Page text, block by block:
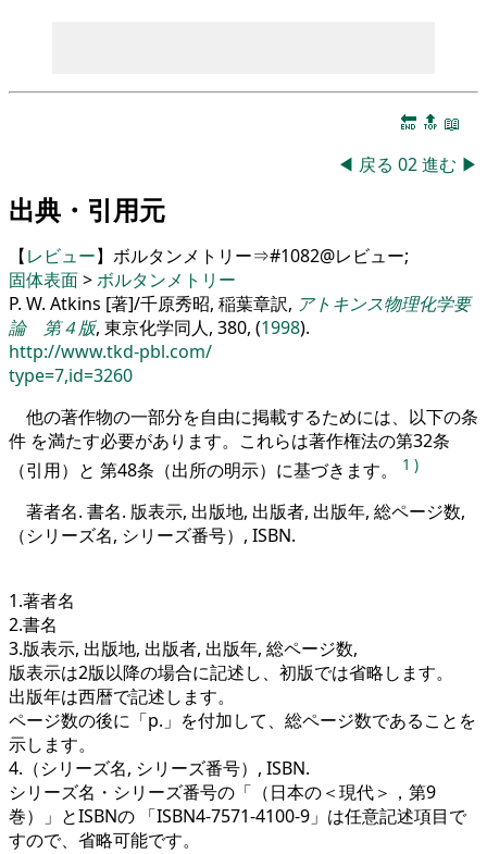
🔚 🔝 📖
◀ 戻る 02進む ▶
出典・引用元
【レビュー】ボルタンメトリー⇒#1082@レビュー;
固体表面>ボルタンメトリー
P. W. Atkins [著]/千原秀昭, 稲葉章訳, アトキンス物理化学要
論 第４版, 東京化学同人, 380, (1998).
http://www.tkd-pbl.com/
type=7,id=3260
他の著作物の一部分を自由に掲載するためには、以下の条
件 を満たす必要があります。これらは著作権法の第32条
（引用）と 第48条（出所の明示）に基づきます。
1 )
著者名. 書名. 版表示, 出版地, 出版者, 出版年, 総ページ数,
（シリーズ名, シリーズ番号）, ISBN.
1.著者名
2.書名
3.版表示, 出版地, 出版者, 出版年, 総ページ数,
版表示は2版以降の場合に記述し、初版では省略します。
出版年は西暦で記述します。
ページ数の後に「p.」を付加して、総ページ数であることを
示します。
4.（シリーズ名, シリーズ番号）, ISBN.
シリーズ名・シリーズ番号の「（日本の＜現代＞，第9
巻）」とISBNの 「ISBN4-7571-4100-9」は任意記述項目で
すので、省略可能です。